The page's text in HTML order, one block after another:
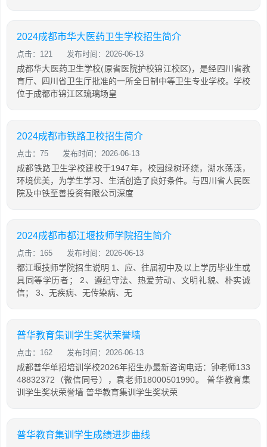
2024成都市华大医药卫生学校招生简介
点击：121 发布时间：2026-06-13
成都华大医药卫生学校(原省医院护校锦江校区)，是经四川省教
育厅、四川省卫生厅批准的一所全日制中等卫生专业学校。学校
位于成都市锦江区琉璃场皇
2024成都市铁路卫校招生简介
点击：75 发布时间：2026-06-13
成都铁路卫生学校建校于1947年，校园绿树环绕，湖水荡漾，
环境优美，为学生学习、生活创造了良好条件。与四川省人民医
院及中铁至善投资有限公司深度
2024成都市都江堰技师学院招生简介
点击：165 发布时间：2026-06-13
都江堰技师学院招生说明 1、应、往届初中及以上学历毕业生或
具同等学历者； 2、遵纪守法、热爱劳动、文明礼貌、朴实诚
信； 3、无疾病、无传染病、无
普华教育集训学生奖状荣誉墙
点击：162 发布时间：2026-06-13
成都普华单招培训学校2026年招生办最新咨询电话：钟老师133
48832372（微信同号），袁老师18000501990。 普华教育集
训学生奖状荣誉墙 普华教育集训学生奖状荣
普华教育集训学生成绩进步曲线